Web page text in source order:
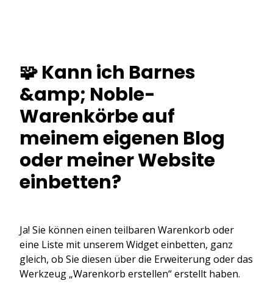
🧩 Kann ich Barnes
&amp; Noble-
Warenkörbe auf
meinem eigenen Blog
oder meiner Website
einbetten?
Ja! Sie können einen teilbaren Warenkorb oder
eine Liste mit unserem Widget einbetten, ganz
gleich, ob Sie diesen über die Erweiterung oder das
Werkzeug „Warenkorb erstellen“ erstellt haben.